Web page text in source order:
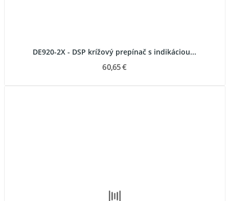
DE920-2X - DSP krížový prepínač s indikáciou...
60,65 €